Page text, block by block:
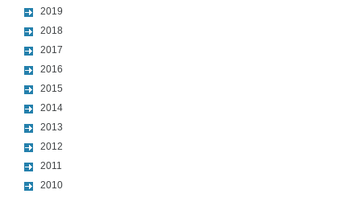
2019
2018
2017
2016
2015
2014
2013
2012
2011
2010